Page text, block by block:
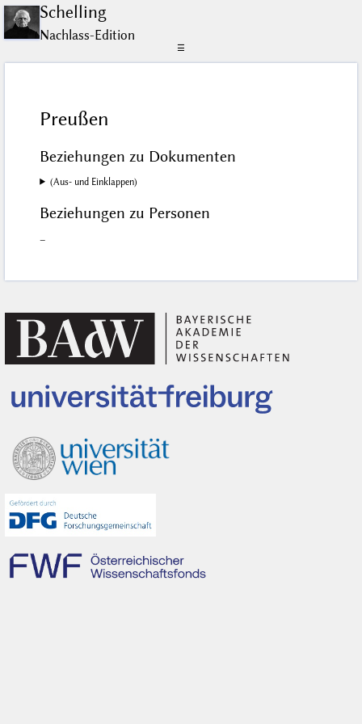
Schelling
Nachlass-Edition
☰
Preußen
Beziehungen zu Dokumenten
(Aus- und Einklappen)
Beziehungen zu Personen
–